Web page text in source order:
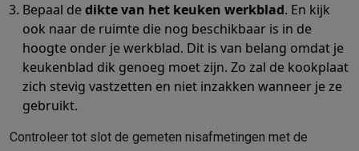
Hoofdtelefoons & oortjesKoptelefoonsDraadloze
SpeakersSpeakersBluetooth speakersSmart speakers
Muziek in huisRadio's & wekkersPlatenspelersHifi-ketens
NavigatieDashcamsGPSCoyoteGPS accessoires
TV & audio accessoiresSteunenKabelsDraagbare
Fototoestellen
VideoGoProAction camsDronesCamcorder
Bepaal dedikte van het keuken werkblad. En kijk
ook naar de ruimte die nog beschikbaar is in de
hoogte onder je werkblad. Dit is van belang omdat je
keukenblad dik genoeg moet zijn. Zo zal de kookplaat
zich stevig vastzetten en niet inzakken wanneer je ze
gebruikt.
Controleer tot slot de gemeten nisafmetingen met de